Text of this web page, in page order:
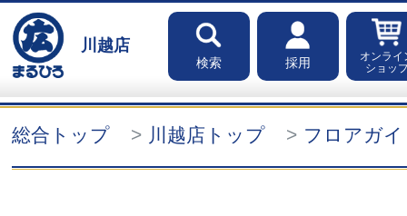
川越店
検索 採用
オンライ
ショッ
総合トップ 川越店トップ フロアガ